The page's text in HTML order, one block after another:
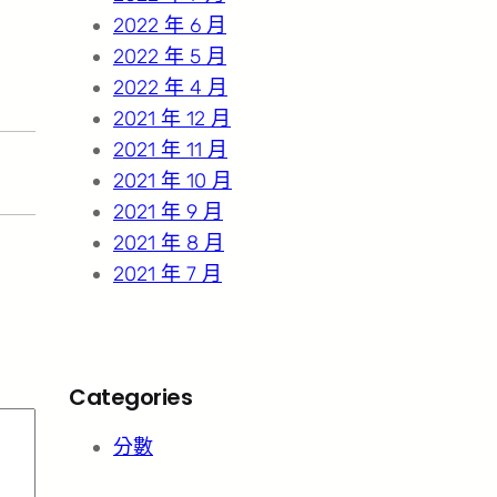
2022 年 6 月
2022 年 5 月
2022 年 4 月
2021 年 12 月
2021 年 11 月
2021 年 10 月
2021 年 9 月
2021 年 8 月
2021 年 7 月
Categories
分數